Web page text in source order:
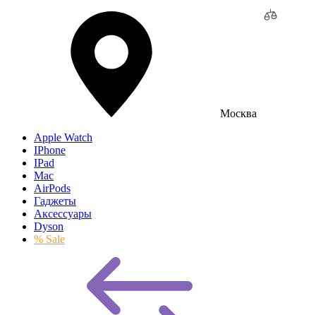
Москва
Apple Watch
IPhone
IPad
Mac
AirPods
Гаджеты
Аксессуары
Dyson
% Sale